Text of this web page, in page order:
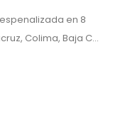
en 8
Colima, Baja C...